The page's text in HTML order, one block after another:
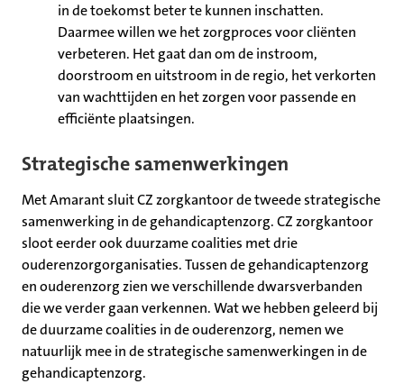
in de toekomst beter te kunnen inschatten.
Daarmee willen we het zorgproces voor cliënten
verbeteren. Het gaat dan om de instroom,
doorstroom en uitstroom in de regio, het verkorten
van wachttijden en het zorgen voor passende en
efficiënte plaatsingen.
Strategische samenwerkingen
Met Amarant sluit CZ zorgkantoor de tweede strategische
samenwerking in de gehandicaptenzorg. CZ zorgkantoor
sloot eerder ook duurzame coalities met drie
ouderenzorgorganisaties. Tussen de gehandicaptenzorg
en ouderenzorg zien we verschillende dwarsverbanden
die we verder gaan verkennen. Wat we hebben geleerd bij
de duurzame coalities in de ouderenzorg, nemen we
natuurlijk mee in de strategische samenwerkingen in de
gehandicaptenzorg.